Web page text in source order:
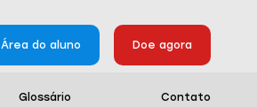
Área do aluno Doe agora
Glossário Contato